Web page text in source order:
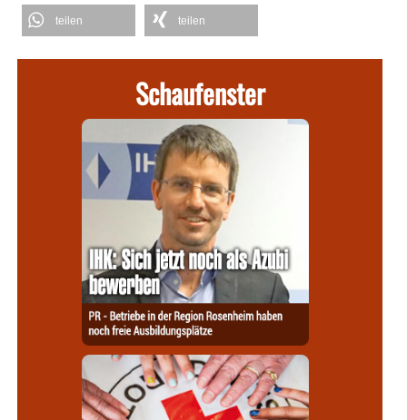
teilen teilen
Schaufenster